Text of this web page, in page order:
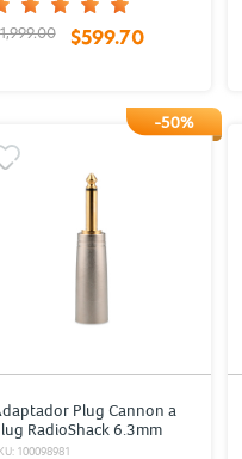
$599.70
-50%
Plug Cannon a
RadioShack 6.3mm
100098981